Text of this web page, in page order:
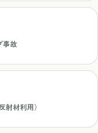
事故
射材利用）